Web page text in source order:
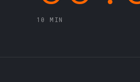
10 MIN